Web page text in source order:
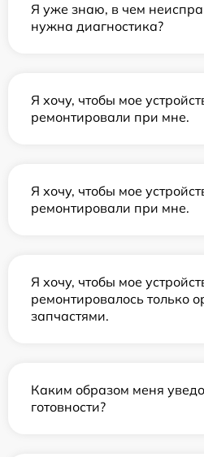
Я уже знаю, в чем
нужна диагностика?
Я хочу, чтобы мое
ремонтировали при мне.
Я хочу, чтобы мое
ремонтировали при мне.
Я хочу, чтобы мое
ремонтировалось только
запчастями.
Каким образом меня
готовности?